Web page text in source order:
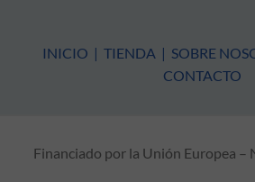
INICIO | TIENDA | SOBRE
CONTACTO
Financiado por la Unión Europea –